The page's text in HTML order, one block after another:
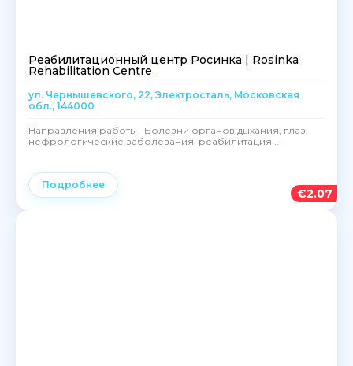
€2.07
Реабилитационный центр Росинка | Rosinka
Rehabilitation Centre
ул. Чернышевского, 22, Электросталь, Московская
обл., 144000
Направления работы Болезни органов дыхания, глаз,
нефрологические заболевания, реабилитация...
Подробнее